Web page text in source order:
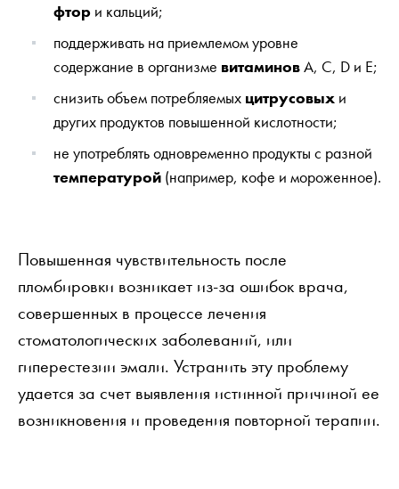
фтор и кальций;
поддерживать на приемлемом уровне
содержание в организме витаминовА, С, D и Е;
снизить объем потребляемых цитрусовых и
других продуктов повышенной кислотности;
не употреблять одновременно продукты с разной
температурой (например, кофе и мороженное).
Повышенная чувствительность после
пломбировки возникает из-за ошибок врача,
совершенных в процессе лечения
стоматологических заболеваний, или
гиперестезии эмали. Устранить эту проблему
удается за счет выявления истинной причиной ее
возникновения и проведения повторной терапии.